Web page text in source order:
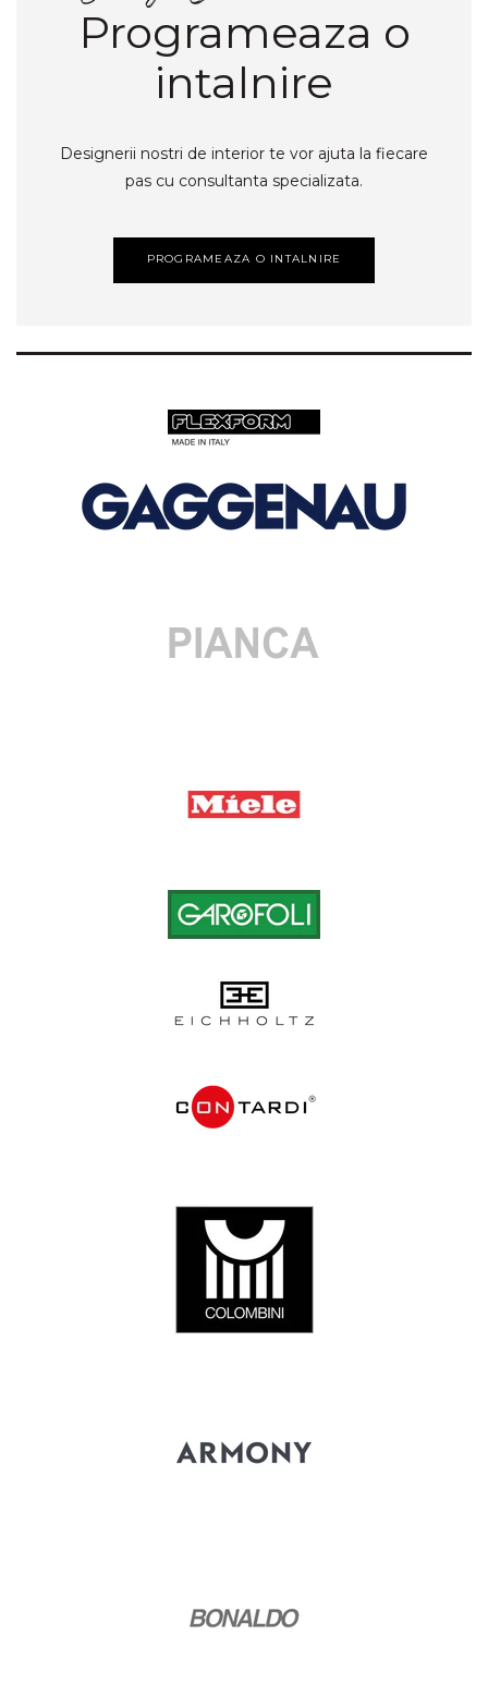
Programeaza o
intalnire
Designerii nostri de interior te vor ajuta la fiecare
pas cu consultanta specializata.
PROGRAMEAZA O INTALNIRE